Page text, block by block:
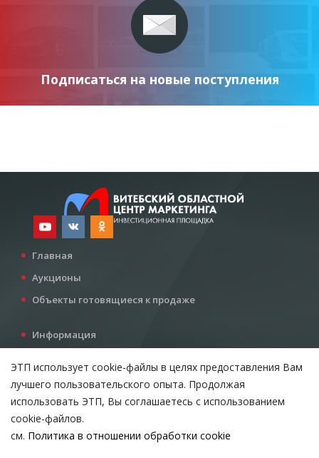
Подписаться на новые поступления
Главная
Аукционы
Объекты готовящиеся к продаже
Информация
Все для инвестора
Контакты
Возникли вопросы?
ЭТП использует cookie-файлы в целях предоставления Вам
лучшего пользовательского опыта. Продолжая
использовать ЭТП, Вы соглашаетесь с использованием
cookie-файлов.
см. Политика в отношении обработки cookie